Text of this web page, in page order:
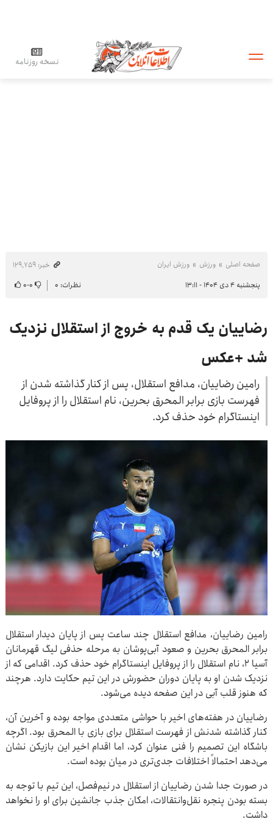
نسخه روزنامه
صفحه اصلی ورزش ورزش ایران
خبر: ۱۲۹٬۷۵۹
پنجشنبه ۴ دی ۱۴۰۴ - ۱۳:۱۱
نظرات: ۰ ۰-۰
رضاییان یک قدم به خروج از استقلال نزدیک
شد +عکس
رامین رضاییان، مدافع استقلال، پس از کنار گذاشته شدن از
فهرست بازی برابر المحرق بحرین، نام استقلال را از پروفایل
اینستاگرام خود حذف کرد.
رامین رضاییان، مدافع استقلال چند ساعت پس از پایان دیدار استقلال
برابر المحرق بحرین و صعود آبی‌پوشان به مرحله حذفی لیگ قهرمانان
آسیا ۲، نام استقلال را از پروفایل اینستاگرام خود حذف کرد. اقدامی که از
نزدیک شدن او به پایان دوران حضورش در این تیم حکایت دارد. هرچند
که هنوز قلب آبی در این صفحه دیده می‌شود.
رضاییان در هفته‌های اخیر با حواشی متعددی مواجه بوده و آخرین آن،
کنار گذاشته شدنش از فهرست استقلال برای بازی با المحرق بود. اگرچه
باشگاه این تصمیم را فنی عنوان کرد، اما اقدام اخیر این بازیکن نشان
می‌دهد احتمالاً اختلافات جدی‌تری در میان بوده است.
در صورت جدا شدن رضاییان از استقلال در نیم‌فصل، این تیم با توجه به
بسته بودن پنجره نقل‌وانتقالات، امکان جذب جانشین برای او را نخواهد
داشت.